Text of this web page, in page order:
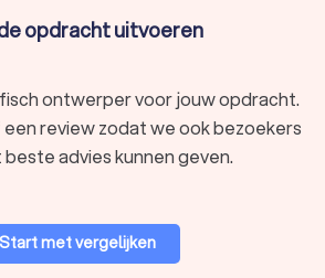
opdracht uitvoeren
ontwerper voor jouw opdracht.
review zodat we ook bezoekers
beste advies kunnen geven.
Start met vergelijken